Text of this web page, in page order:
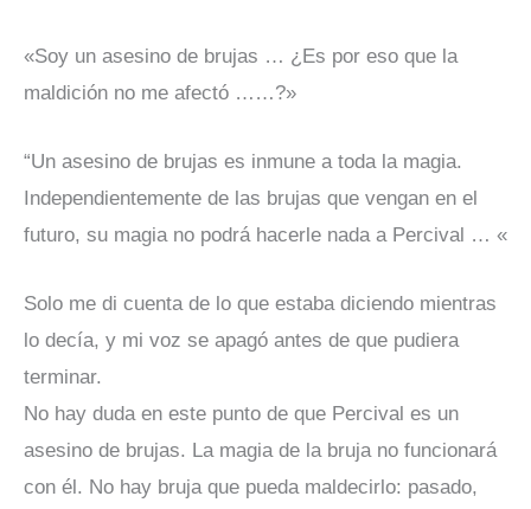
«Soy un asesino de brujas … ¿Es por eso que la
maldición no me afectó ……?»
“Un asesino de brujas es inmune a toda la magia.
Independientemente de las brujas que vengan en el
futuro, su magia no podrá hacerle nada a Percival … «
Solo me di cuenta de lo que estaba diciendo mientras
lo decía, y mi voz se apagó antes de que pudiera
terminar.
No hay duda en este punto de que Percival es un
asesino de brujas. La magia de la bruja no funcionará
con él. No hay bruja que pueda maldecirlo: pasado,